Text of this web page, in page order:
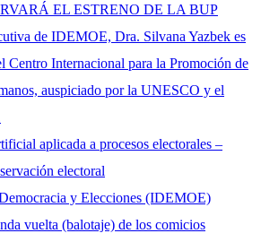
EL ESTRENO DE LA BUP
de IDEMOE, Dra. Silvana Yazbek es
Centro Internacional para la Promoción de
auspiciado por la UNESCO y el
aplicada a procesos electorales –
electoral
y Elecciones (IDEMOE)
vuelta (balotaje) de los comicios